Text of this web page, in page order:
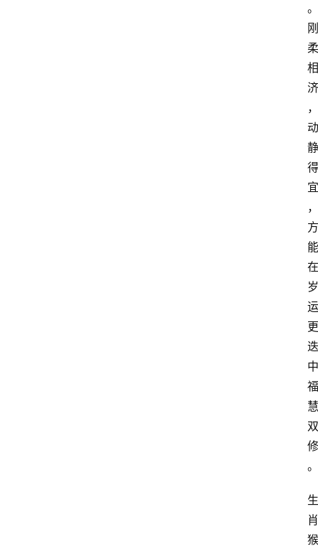
。
刚
柔
相
济
，
动
静
得
宜
，
方
能
在
岁
运
更
迭
中
福
慧
双
修
。
生
肖
猴